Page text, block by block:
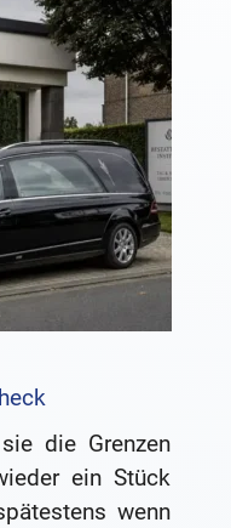
die Grenzen
ein Stück
wenn